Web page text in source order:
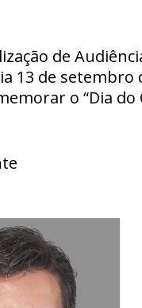
de
13 de setembro
o “Dia do